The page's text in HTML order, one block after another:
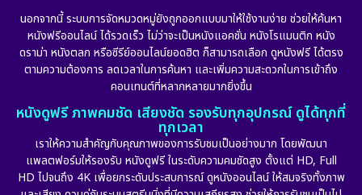
นอกจากนี้ ระบบการจัดหมวดหมู่ยังถูกออกแบบมาให้ใช้งานง่าย ช่วยให้ค้นหา
หนังฟรีออนไลน์ ได้รวดเร็ว ไม่ว่าจะเป็นหนังแอคชั่น หนังโรแมนติก หนัง
ดราม่า หนังตลก หรือซีรีย์ออนไลน์ยอดฮิต ก็สามารถเลือก ดูหนังฟรี ได้ตรง
ตามความต้องการ ลดเวลาในการค้นหา และเพิ่มความสะดวกในการเข้าถึง
คอนเทนต์ที่หลากหลายมากยิ่งขึ้น
หนังดูฟรี ภาพคมชัด เสียงชัด รองรับทุกอุปกรณ์ ดูได้ทุกที่
ทุกเวลา
เราให้ความสำคัญกับคุณภาพของการรับชมเป็นอย่างมาก โดยพัฒนา
แพลตฟอร์มให้รองรับ หนังดูฟรี ในระดับความคมชัดสูง ตั้งแต่ HD, Full
HD ไปจนถึง 4K เพื่อยกระดับประสบการณ์ ดูหนังออนไลน์ ให้สมจริงทั้งภาพ